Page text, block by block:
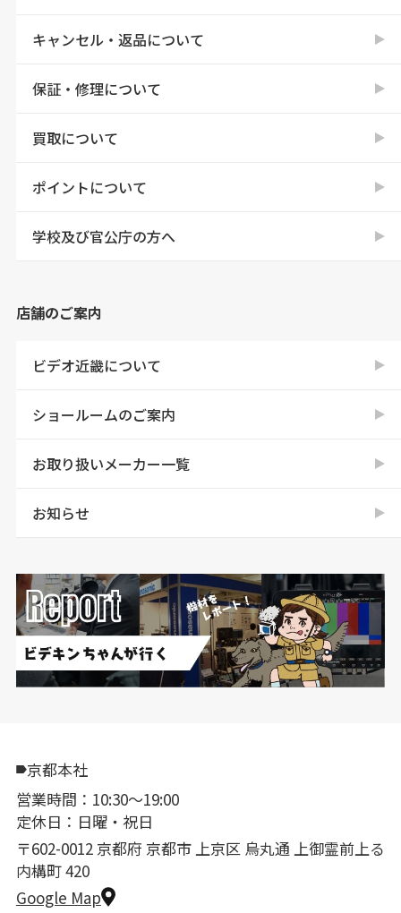
キャンセル・返品について
保証・修理について
買取について
ポイントについて
学校及び官公庁の方へ
店舗のご案内
ビデオ近畿について
ショールームのご案内
お取り扱いメーカー一覧
お知らせ
京都本社
営業時間：10:30〜19:00
定休日：日曜・祝日
〒602-0012 京都府 京都市 上京区 烏丸通 上御霊前上る
内構町 420
Google Map